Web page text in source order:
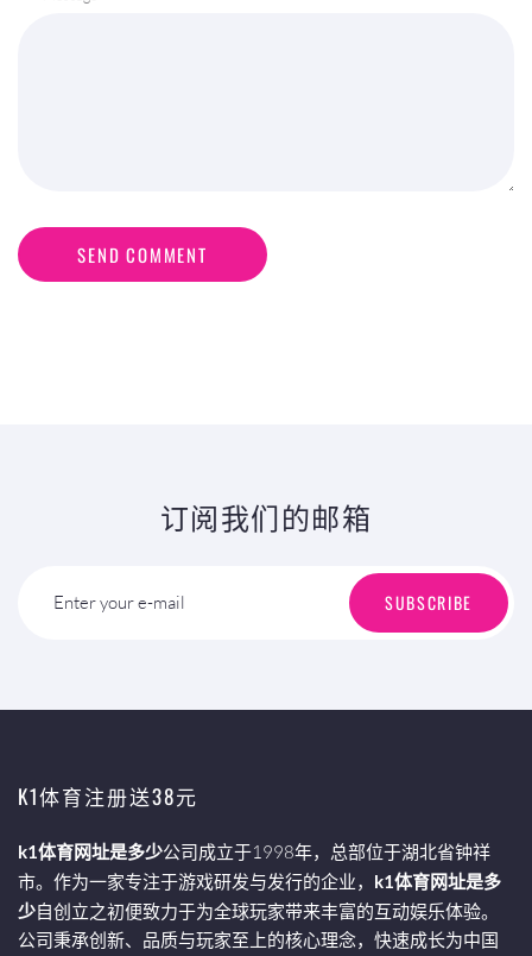
SEND COMMENT
订阅我们的邮箱
Enter your e-mail SUBSCRIBE
K1体育注册送38元
k1体育网址是多少公司成立于1998年，总部位于湖北省钟祥
市。作为一家专注于游戏研发与发行的企业， k1体育网址是多
少自创立之初便致力于为全球玩家带来丰富的互动娱乐体验。
公司秉承创新、品质与玩家至上的核心理念，快速成长为中国